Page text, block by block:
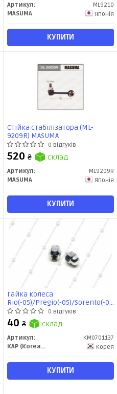
Артикул:
ML9210
MASUMA
Японія
КУПИТИ
Стійка стабілізатора (ML-
9209R) MASUMA
0 відгуків
520 ₴ склад
Артикул:
ML9209R
MASUMA
Японія
КУПИТИ
Гайка колеса
Rio(-05)/Pregio(-05)/Sorento(-06)
(0B002-37160) (KM0701137) KAP
0 відгуків
40 ₴ склад
Артикул:
KM0701137
KAP (KoreaAutoParts)
Корея
КУПИТИ